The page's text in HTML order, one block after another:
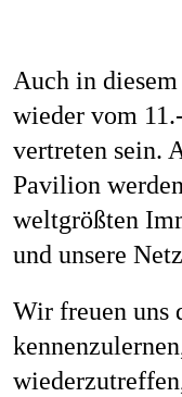
Auch in
wieder vom
vertreten sein.
Pavilion
weltgrößten
und unsere
Wir freuen uns